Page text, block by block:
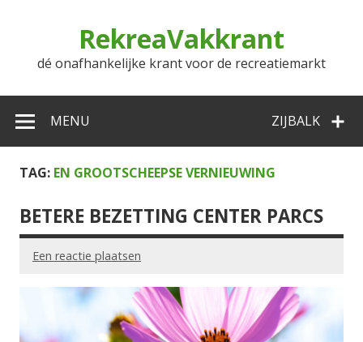
RekreaVakkrant
dé onafhankelijke krant voor de recreatiemarkt
ZIJBALK
MENU
TAG: EN GROOTSCHEEPSE VERNIEUWING
BETERE BEZETTING CENTER PARCS
Een reactie plaatsen